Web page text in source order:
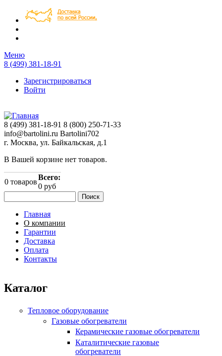
Перейти к основному содержанию
Меню
8 (499) 381-18-91
Зарегистрироваться
Войти
8 (499) 381-18-91 8 (800) 250-71-33
info@bartolini.ru Bartolini702
г. Москва, ул. Байкальская, д.1
В Вашей корзине нет товаров.
0 товаров
Всего:
0 руб
Главное меню
Главная
О компании
Гарантии
Доставка
Оплата
Контакты
Каталог
Тепловое оборудование
Газовые обогреватели
Керамические газовые обогреватели
Каталитические газовые
обогреватели